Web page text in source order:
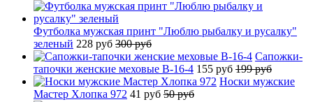
Футболка мужская принт "Люблю рыбалку и русалку"
зеленый 228 руб 300 руб
Сапожки-
тапочки женские меховые B-16-4 155 руб 199 руб
Носки мужские
Мастер Хлопка 972 41 руб 50 руб